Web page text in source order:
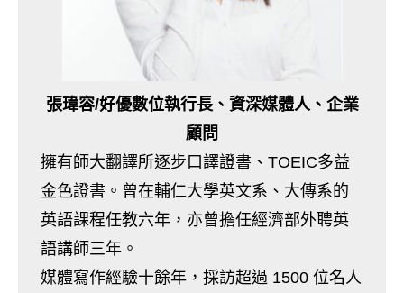
張瑋容/好優數位執行長、資深媒體人、企業
顧問
擁有師大翻譯所逐步口譯證書、TOEIC多益
金色證書。曾在輔仁大學英文系、大傳系的
英語課程任教六年，亦曾擔任經濟部外聘英
語講師三年。
媒體寫作經驗十餘年，採訪超過 1500 位名人